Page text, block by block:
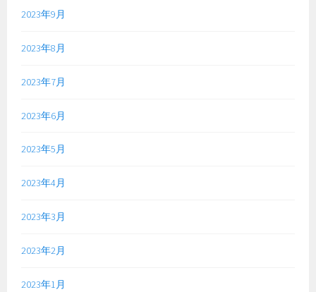
2023年9月
2023年8月
2023年7月
2023年6月
2023年5月
2023年4月
2023年3月
2023年2月
2023年1月